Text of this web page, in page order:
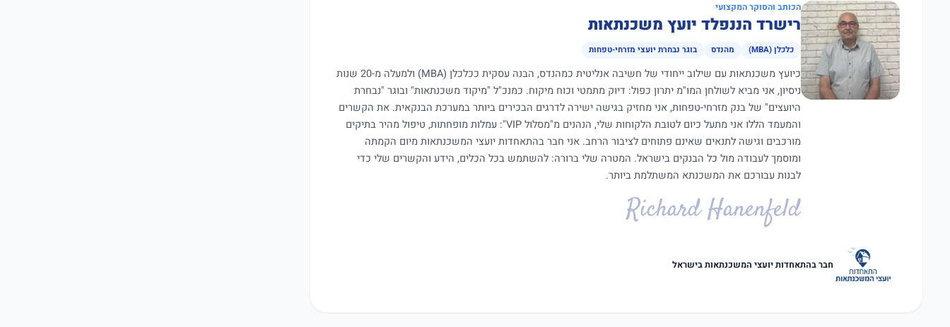
הכותב והסוקר המקצועי
רישרד הננפלד יועץ משכנתאות
כלכלן (MBA) מהנדס בוגר נבחרת יועצי מזרחי-טפחות
כיועץ משכנתאות עם שילוב ייחודי של חשיבה אנליטית כמהנדס, הבנה עסקית ככלכלן (MBA) ולמעלה מ-20 שנות
ניסיון, אני מביא לשולחן המו"מ יתרון כפול: דיוק מתמטי וכוח מיקוח. כמנכ"ל "מיקוד משכנתאות" ובוגר "נבחרת
היועצים" של בנק מזרחי-טפחות, אני מחזיק בגישה ישירה לדרגים הבכירים ביותר במערכת הבנקאית. את הקשרים
והמעמד הללו אני מתעל כיום לטובת הלקוחות שלי, הנהנים מ"מסלול VIP": עמלות מופחתות, טיפול מהיר בתיקים
מורכבים וגישה לתנאים שאינם פתוחים לציבור הרחב. אני חבר בהתאחדות יועצי המשכנתאות מיום הקמתה
ומוסמך לעבודה מול כל הבנקים בישראל. המטרה שלי ברורה: להשתמש בכל הכלים, הידע והקשרים שלי כדי
לבנות עבורכם את המשכנתא המשתלמת ביותר.
Richard Hanenfeld
חבר בהתאחדות יועצי המשכנתאות בישראל